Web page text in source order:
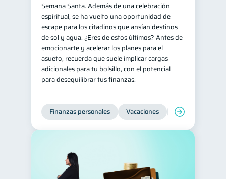
Semana Santa. Además de una celebración
espiritual, se ha vuelto una oportunidad de
escape para los citadinos que ansían destinos
de sol y agua. ¿Eres de estos últimos? Antes de
emocionarte y acelerar los planes para el
asueto, recuerda que suele implicar cargas
adicionales para tu bolsillo, con el potencial
para desequilibrar tus finanzas.
Finanzas personales Vacaciones Organización